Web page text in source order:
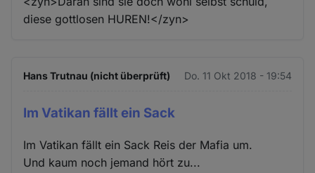
diese gottlosen HUREN!</zyn>
Hans Trutnau (nicht überprüft) Do. 11 Okt 2018 - 19:54
Im Vatikan fällt ein Sack
Im Vatikan fällt ein Sack Reis der Mafia um.
Und kaum noch jemand hört zu...